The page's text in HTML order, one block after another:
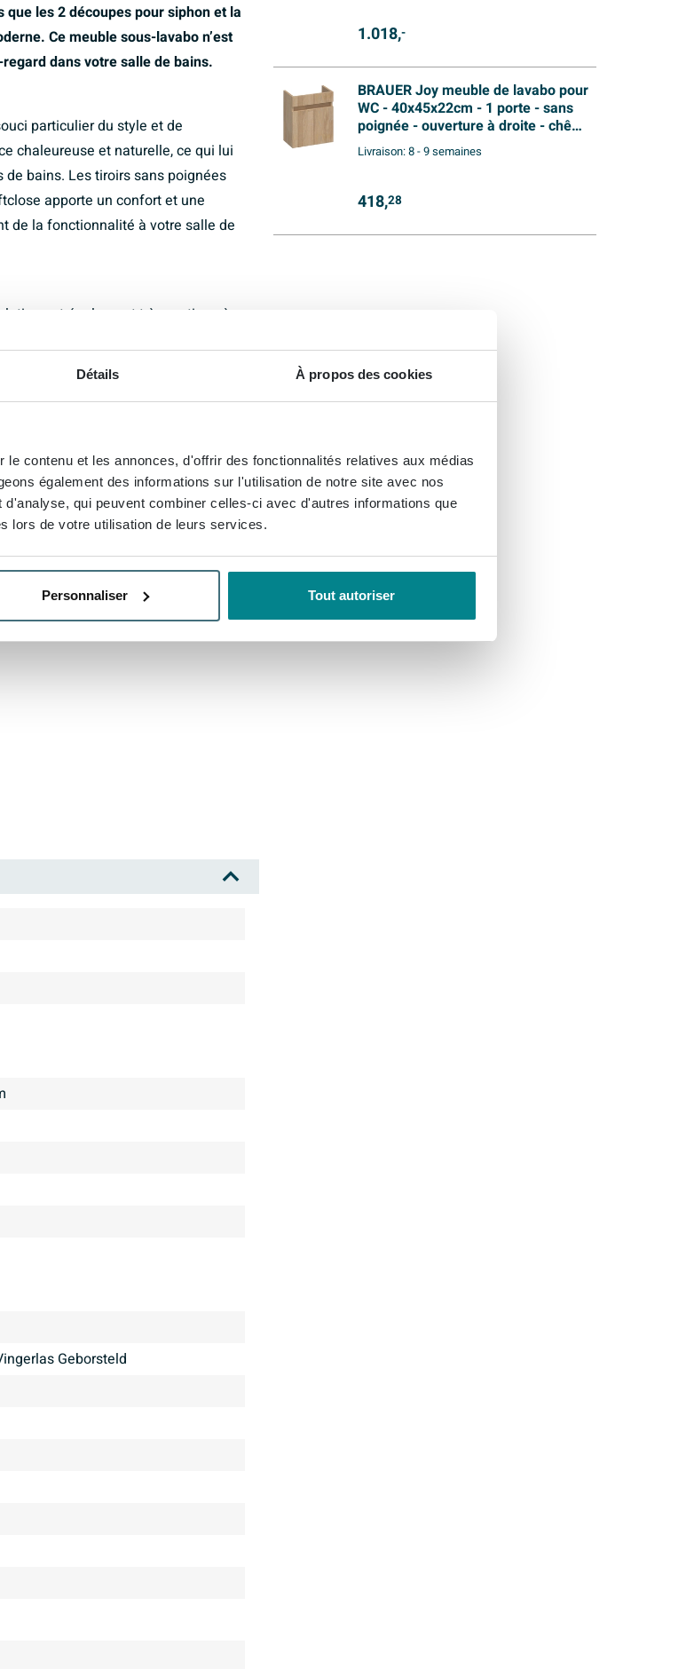
Détails À propos des cookies
le contenu et les annonces, d'offrir des fonctionnalités relatives aux médias
également des informations sur l'utilisation de notre site avec nos
qui peuvent combiner celles-ci avec d'autres informations que
lors de votre utilisation de leurs services.
Personnaliser Tout autoriser
les 2 découpes pour siphon et la
Ce meuble sous-lavabo n’est
dans votre salle de bains.
particulier du style et de
chaleureuse et naturelle, ce qui lui
bains. Les tiroirs sans poignées
apporte un confort et une
de la fonctionnalité à votre salle de
est également très pratique à
de rangement pour toutes vos
Les 2 découpes pour siphon
tandis que la fermeture softclose
de manière harmonieuse
matériaux de haute qualité qui
robuste, ce qui permet au meuble
dans la salle de bains. La finition
également à l’humidité et à l’usure.
de mobilier non seulement
Geborsteld
1.018,-
BRAUER Joy meuble de lavabo pour
WC - 40x45x22cm - 1 porte - sans
poignée - ouverture à droite - chêne
gris à coupe en doigts
Livraison:8 - 9 semaines
418,28